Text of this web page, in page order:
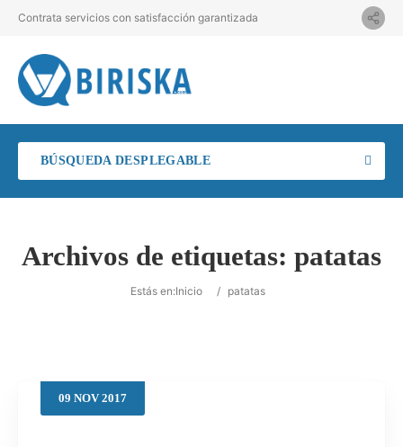
Contrata servicios con satisfacción garantizada
BÚSQUEDA DESPLEGABLE
Archivos de etiquetas: patatas
Estás en:Inicio / patatas
09 NOV2017